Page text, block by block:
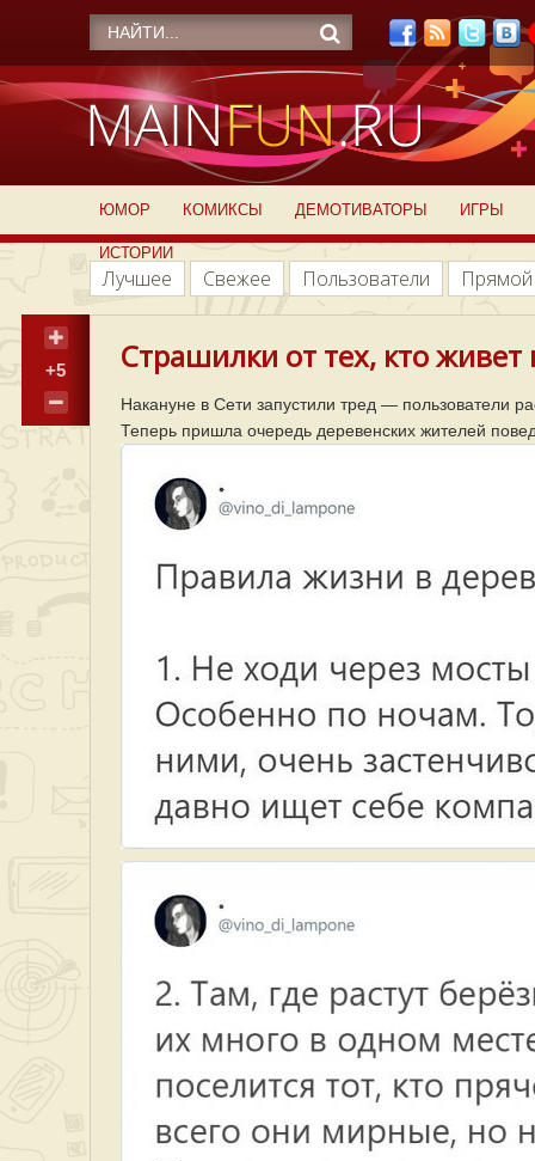
ЮМОР КОМИКСЫ ДЕМОТИВАТОРЫ ИГРЫ
ИСТОРИИ
Лучшее Свежее Пользователи
+5 Страшилки от тех, кто живет
Накануне в Сети запустили тред — пользователи
Теперь пришла очередь деревенских жителей